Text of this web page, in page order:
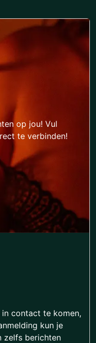
op jou! Vul
te verbinden!
contact te komen,
kun je
zelfs berichten